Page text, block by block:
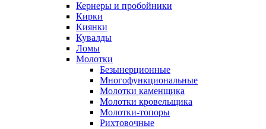
Кернеры и пробойники
Кирки
Киянки
Кувалды
Ломы
Молотки
Безынерционные
Многофункциональные
Молотки каменщика
Молотки кровельщика
Молотки-топоры
Рихтовочные